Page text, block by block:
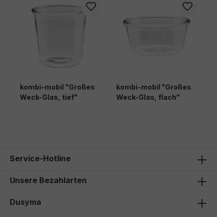
kombi-mobil "Großes
Weck-Glas, tief"
kombi-mobil "Großes
Weck-Glas, flach"
Service-Hotline
Unsere Bezahlarten
Dusyma